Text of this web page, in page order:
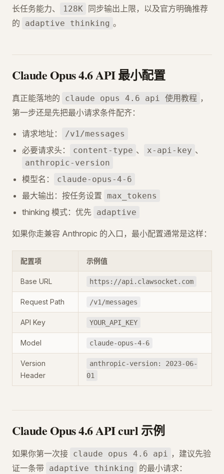
长任务能力、
128K
同步输出上限，以及官方明确推荐
的
adaptive thinking 。
Claude Opus 4.6 API 最小配置
真正能落地的 claude opus 4.6 api 使用教程 ，
第一步还是先把最小请求条件配齐：
请求地址： /v1/messages
必要请求头： content-type 、 x-api-key 、
anthropic-version
模型名： claude-opus-4-6
最大输出：按任务设置 max_tokens
thinking 模式：优先 adaptive
如果你走兼容 Anthropic 的入口，最小配置通常是这样：
配置项 示例值
Base URL https://api.clawsocket.com
Request Path /v1/messages
API Key YOUR_API_KEY
Model claude-opus-4-6
Version
Header
anthropic-version: 2023-06-
01
Claude Opus 4.6 API curl 示例
如果你第一次接 claude opus 4.6 api ，建议先验
证一条带 adaptive thinking 的最小请求：